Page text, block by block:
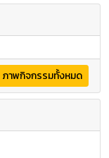
ภาพกิจกรรมทั้งหมด